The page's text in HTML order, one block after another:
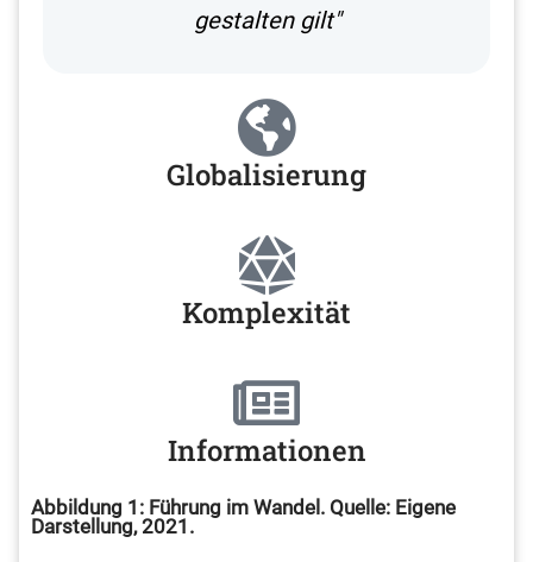
gestalten gilt"
Globalisierung
Komplexität
Informationen
Abbildung 1: Führung im Wandel. Quelle: Eigene
Darstellung, 2021.